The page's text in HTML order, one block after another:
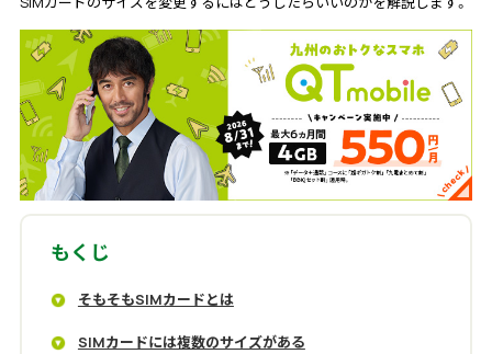
もくじ
そもそもSIMカードとは
SIMカードには複数のサイズがある